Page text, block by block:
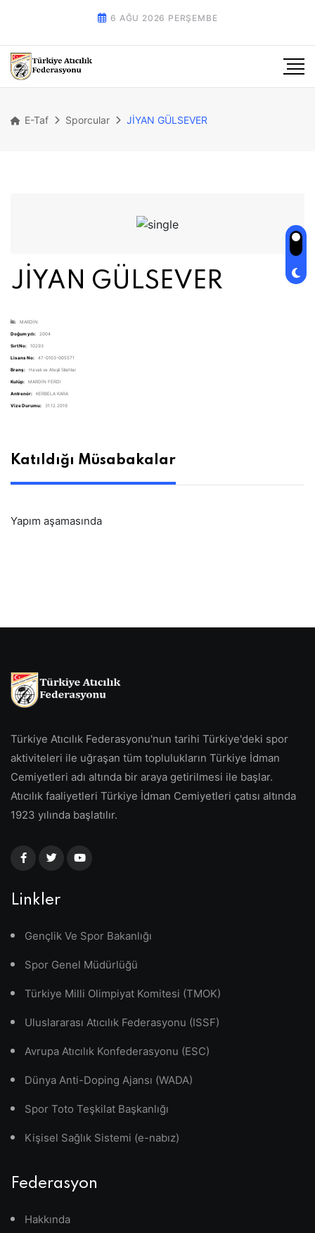
6 AĞU 2026 PERŞEMBE
E-Taf Sporcular JİYAN GÜLSEVER
JİYAN GÜLSEVER
İli: MARDİN
Doğum yılı: 2004
Sırt No: 10293
Lisans No: 47-0103-005571
Branş: Havalı ve Ateşli Silahlar
Kulüp: MARDİN FERDİ
Antrenör: KERBELA KARA
Vize Durumu: 31.12.2019
Katıldığı Müsabakalar
Yapım aşamasında
Türkiye Atıcılık Federasyonu'nun tarihi Türkiye'deki spor
aktiviteleri ile uğraşan tüm toplulukların Türkiye İdman
Cemiyetleri adı altında bir araya getirilmesi ile başlar.
Atıcılık faaliyetleri Türkiye İdman Cemiyetleri çatısı altında
1923 yılında başlatılır.
Linkler
Gençlik Ve Spor Bakanlığı
Spor Genel Müdürlüğü
Türkiye Milli Olimpiyat Komitesi (TMOK)
Uluslararası Atıcılık Federasyonu (ISSF)
Avrupa Atıcılık Konfederasyonu (ESC)
Dünya Anti-Doping Ajansı (WADA)
Spor Toto Teşkilat Başkanlığı
Kişisel Sağlık Sistemi (e-nabız)
Federasyon
Hakkında